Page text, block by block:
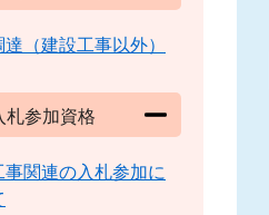
達（建設工事以外）
札参加資格
事関連の入札参加に